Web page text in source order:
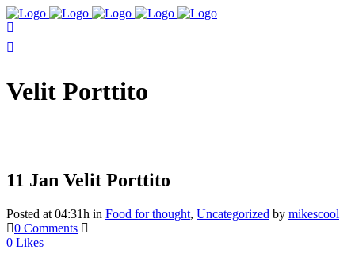
Velit Porttito
11 Jan Velit Porttito
Posted at 04:31h in Food for thought, Uncategorized by mikescool
0 Comments
0 Likes